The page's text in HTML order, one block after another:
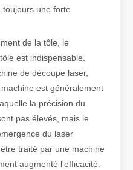
Qu'est-ce que la découpe laser de tubes ?
technologie clé dans une
une forte
de la tôle, le
est indispensable.
de découpe laser,
est généralement
la précision du
pas élevés, mais le
du laser
traité par une machine
augmenté l'efficacité.